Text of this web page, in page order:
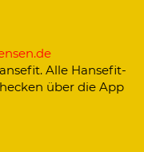
Alle Hansefit-
über die App